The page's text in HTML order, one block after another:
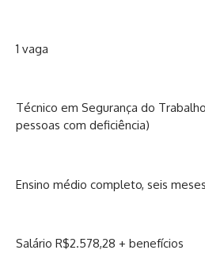
1 vaga
Técnico em Segurança do
pessoas com deficiência)
Ensino médio completo, seis
Salário R$2.578,28 + benefícios